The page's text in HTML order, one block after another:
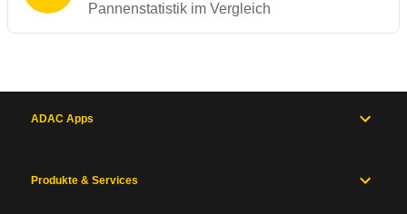
Pannenstatistik im Vergleich
ADAC Apps
Produkte & Services